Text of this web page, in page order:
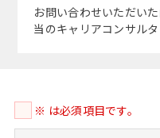
サービス案内
キャリアデザイン講座
（最新求人市場動向）
MBAの転職事例
英文レジュメの書き方
よくある面接Q&A集
“展”職相談室
転職成功への4つの鍵
ジョブフェア
キャリアフォーラム
沿革
採用情報
お問い合わせいただい
当のキャリアコンサル
※ は必須項目です。